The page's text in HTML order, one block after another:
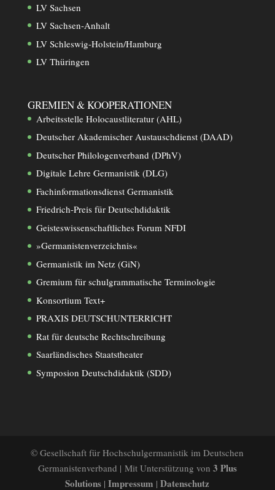
LV Sachsen
LV Sachsen-Anhalt
LV Schleswig-Holstein/Hamburg
LV Thüringen
GREMIEN & KOOPERATIONEN
Arbeitsstelle Holocaustliteratur (AHL)
Deutscher Akademischer Austauschdienst (DAAD)
Deutscher Philologenverband (DPhV)
Digitale Lehre Germanistik (DLG)
Fachinformationsdienst Germanistik
Friedrich-Preis für Deutschdidaktik
Geisteswissenschaftliches Forum NFDI
»Germanistenverzeichnis«
Germanistik im Netz (GiN)
Gremium für schulgrammatische Terminologie
Konsortium Text+
PRAXIS DEUTSCHUNTERRICHT
Rat für deutsche Rechtschreibung
Saarländisches Staatstheater
Symposion Deutschdidaktik (SDD)
© Gesellschaft für Hochschulgermanistik im Deutschen
Germanistenverband | Mit Unterstützung von 3 Plus
Solutions |Impressum |Datenschutz